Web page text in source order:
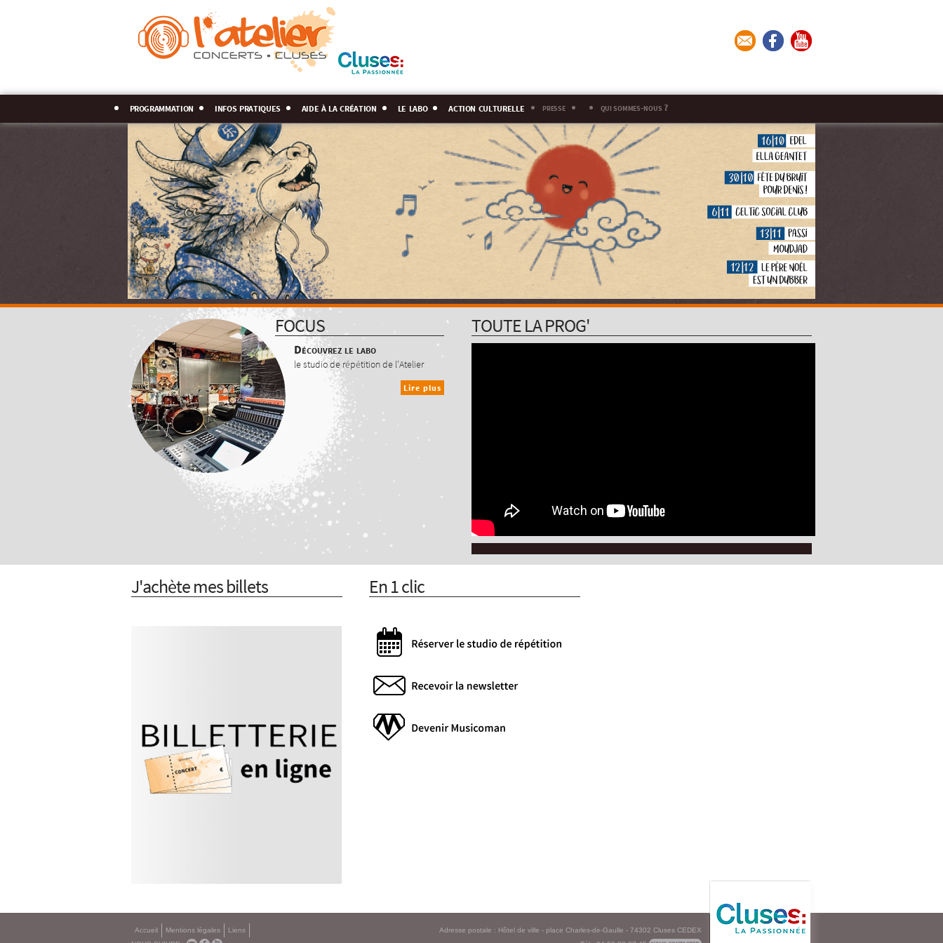
programmation infos pratiques aide à la création le labo action culturelle presse qui sommes-nous ?
FOCUS
Découvrez le labo
le studio de répétition de l'Atelier
Lire plus
TOUTE LA PROG'
J'achète mes billets En 1 clic
Accueil Mentions légales
Liens
Adresse postale : Hôtel de ville - place Charles-de-Gaulle - 74302 Cluses CEDEX